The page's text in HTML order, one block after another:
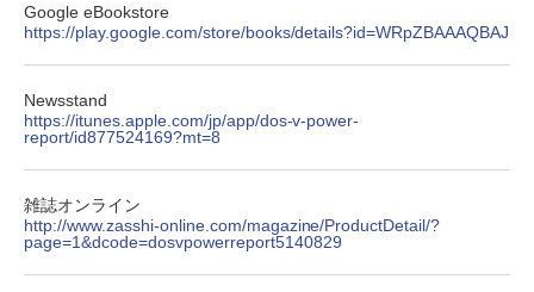
Google eBookstore
https://play.google.com/store/books/details?id=WRpZBAAAQBAJ
Newsstand
https://itunes.apple.com/jp/app/dos-v-power-
report/id877524169?mt=8
雑誌オンライン
http://www.zasshi-online.com/magazine/ProductDetail/?
page=1&dcode=dosvpowerreport5140829